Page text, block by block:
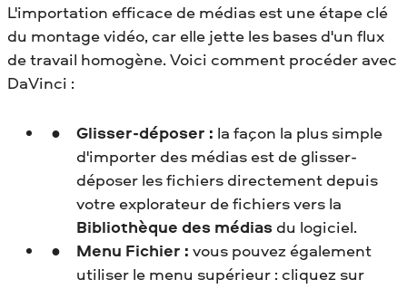
L'importation efficace de médias est une étape clé
du montage vidéo, car elle jette les bases d'un flux
de travail homogène. Voici comment procéder avec
DaVinci :
Glisser-déposer : la façon la plus simple
d'importer des médias est de glisser-
déposer les fichiers directement depuis
votre explorateur de fichiers vers la
Bibliothèque des médiasdu logiciel.
Menu Fichier : vous pouvez également
utiliser le menu supérieur : cliquez sur